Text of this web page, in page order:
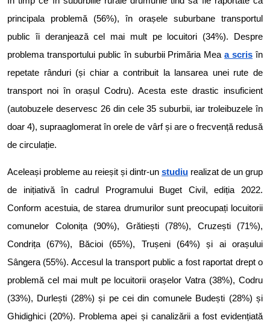
principala problemă (56%), în orașele suburbane transportul
public îi deranjează cel mai mult pe locuitori (34%). Despre
problema transportului public în suburbii Primăria Meaa scris în
repetate rânduri (și chiar a contribuit la lansarea unei rute de
transport noi în orașul Codru). Acesta este drastic insuficient
(autobuzele deservesc 26 din cele 35 suburbii, iar troleibuzele în
doar 4), supraaglomerat în orele de vârf și are o frecvență redusă
de circulație.
Aceleași probleme au reieșit și dintr-un studiu realizat de un grup
de inițiativă în cadrul Programului Buget Civil, ediția 2022.
Conform acestuia, de starea drumurilor sunt preocupați locuitorii
comunelor Colonița (90%), Grătiești (78%), Cruzești (71%),
Condrița (67%), Băcioi (65%), Trușeni (64%) și ai orașului
Sângera (55%). Accesul la transport public a fost raportat drept o
problemă cel mai mult pe locuitorii orașelor Vatra (38%), Codru
(33%), Durlești (28%) și pe cei din comunele Budești (28%) și
Ghidighici (20%). Problema apei și canalizării a fost evidențiată